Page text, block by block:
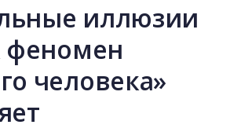
иллюзии
феномен
человека»